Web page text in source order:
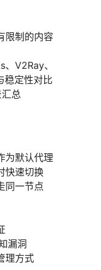
限制的内容
V2Ray、
稳定性对比
总
为默认代理
快速切换
同一节点
漏洞
理方式